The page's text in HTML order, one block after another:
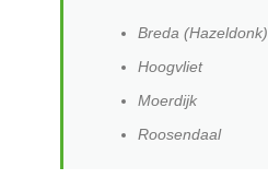
Breda (Hazeldonk)
Hoogvliet
Moerdijk
Roosendaal